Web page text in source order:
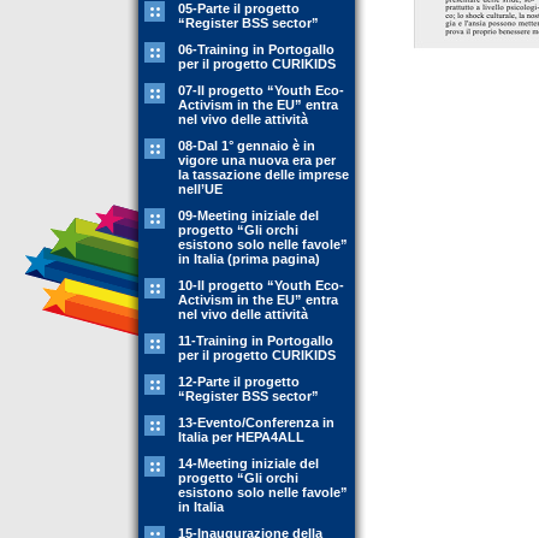
05-Parte il progetto
“Register BSS sector”
06-Training in Portogallo
per il progetto CURIKIDS
07-Il progetto “Youth Eco-
Activism in the EU” entra
nel vivo delle attività
08-Dal 1° gennaio è in
vigore una nuova era per
la tassazione delle imprese
nell’UE
09-Meeting iniziale del
progetto “Gli orchi
esistono solo nelle favole”
in Italia (prima pagina)
10-Il progetto “Youth Eco-
Activism in the EU” entra
nel vivo delle attività
11-Training in Portogallo
per il progetto CURIKIDS
12-Parte il progetto
“Register BSS sector”
13-Evento/Conferenza in
Italia per HEPA4ALL
14-Meeting iniziale del
progetto “Gli orchi
esistono solo nelle favole”
in Italia
15-Inaugurazione della